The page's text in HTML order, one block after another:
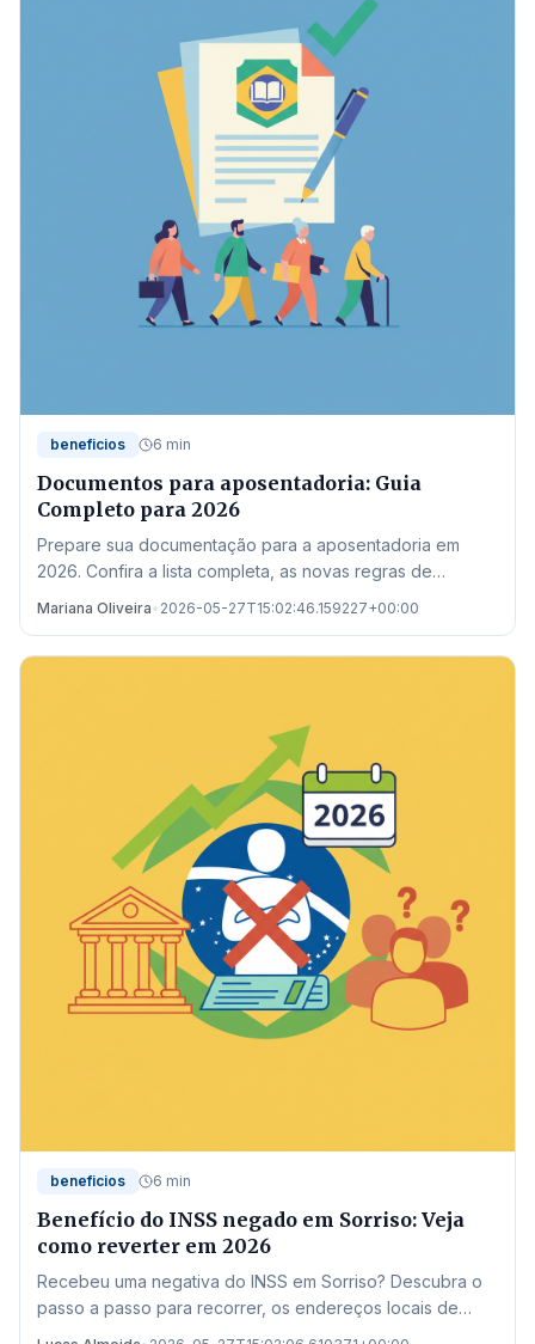
beneficios 6 min
Documentos para aposentadoria: Guia
Completo para 2026
Prepare sua documentação para a aposentadoria em
2026. Confira a lista completa, as novas regras de
Mariana Oliveira• 2026-05-27T15:02:46.159227+00:00
beneficios 6 min
Benefício do INSS negado em Sorriso: Veja
como reverter em 2026
Recebeu uma negativa do INSS em Sorriso? Descubra o
passo a passo para recorrer, os endereços locais de